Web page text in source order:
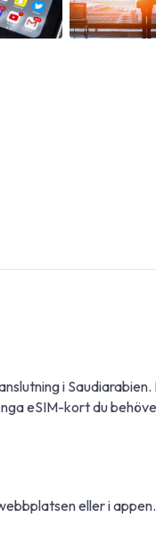
i
eSIM-kort du
eller i